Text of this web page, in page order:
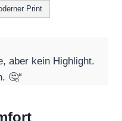
Print
aber kein Highlight.
🤔“